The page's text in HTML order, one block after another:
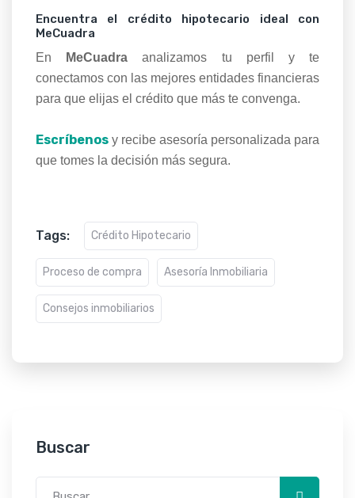
Encuentra el crédito hipotecario ideal con
MeCuadra
En MeCuadra analizamos tu perfil y te
conectamos con las mejores entidades financieras
para que elijas el crédito que más te convenga.
Escríbenos y recibe asesoría personalizada para
que tomes la decisión más segura.
Tags: Crédito Hipotecario
Proceso de compra Asesoría Inmobiliaria
Consejos inmobiliarios
Buscar